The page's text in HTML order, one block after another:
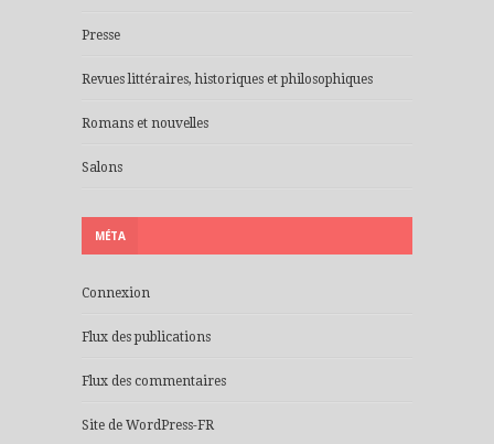
Presse
Revues littéraires, historiques et philosophiques
Romans et nouvelles
Salons
MÉTA
Connexion
Flux des publications
Flux des commentaires
Site de WordPress-FR